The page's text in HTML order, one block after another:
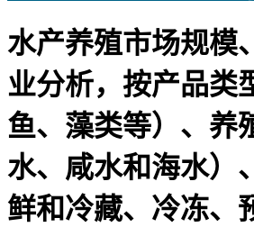
水产养殖市场规模
业分析，按产品类
鱼、藻类等）、养
水、咸水和海水）
鲜和冷藏、冷冻、